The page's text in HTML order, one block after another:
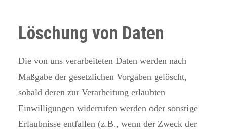
Löschung von Daten
Die von uns verarbeiteten Daten werden nach
Maßgabe der gesetzlichen Vorgaben gelöscht,
sobald deren zur Verarbeitung erlaubten
Einwilligungen widerrufen werden oder sonstige
Erlaubnisse entfallen (z.B., wenn der Zweck der